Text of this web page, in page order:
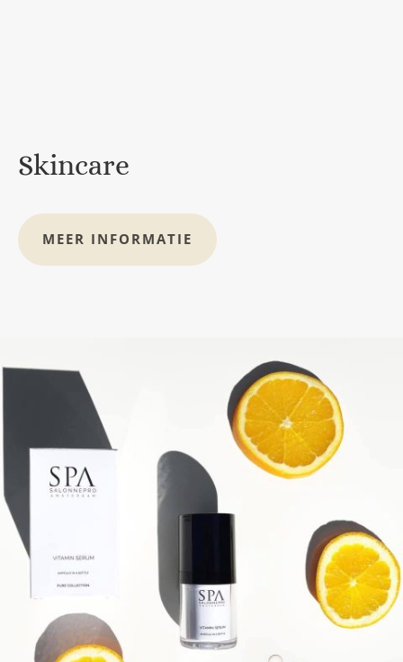
Skincare
MEER INFORMATIE